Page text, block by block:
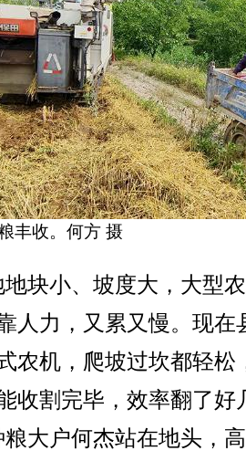
丰收。何方 摄
小、坡度大，大型
人力，又累又慢。现在
农机，爬坡过坎都轻松
收割完毕，效率翻了好
大户何杰站在地头，